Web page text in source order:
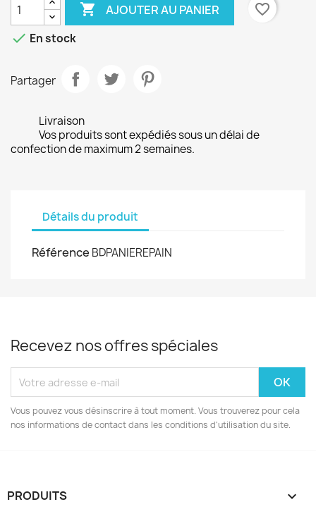
 AJOUTER AU PANIER
favorite_border
 En stock
Partager
Livraison
Vos produits sont expédiés sous un délai de
confection de maximum 2 semaines.
Détails du produit
Référence BDPANIEREPAIN
Recevez nos offres spéciales
Vous pouvez vous désinscrire à tout moment. Vous trouverez pour cela
nos informations de contact dans les conditions d'utilisation du site.
PRODUITS 